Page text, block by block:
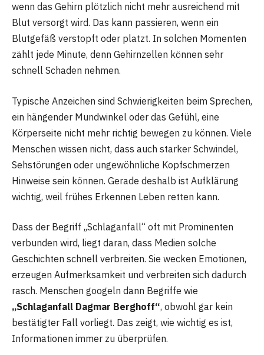
wenn das Gehirn plötzlich nicht mehr ausreichend mit
Blut versorgt wird. Das kann passieren, wenn ein
Blutgefäß verstopft oder platzt. In solchen Momenten
zählt jede Minute, denn Gehirnzellen können sehr
schnell Schaden nehmen.
Typische Anzeichen sind Schwierigkeiten beim Sprechen,
ein hängender Mundwinkel oder das Gefühl, eine
Körperseite nicht mehr richtig bewegen zu können. Viele
Menschen wissen nicht, dass auch starker Schwindel,
Sehstörungen oder ungewöhnliche Kopfschmerzen
Hinweise sein können. Gerade deshalb ist Aufklärung
wichtig, weil frühes Erkennen Leben retten kann.
Dass der Begriff „Schlaganfall“ oft mit Prominenten
verbunden wird, liegt daran, dass Medien solche
Geschichten schnell verbreiten. Sie wecken Emotionen,
erzeugen Aufmerksamkeit und verbreiten sich dadurch
rasch. Menschen googeln dann Begriffe wie
„Schlaganfall Dagmar Berghoff“, obwohl gar kein
bestätigter Fall vorliegt. Das zeigt, wie wichtig es ist,
Informationen immer zu überprüfen.